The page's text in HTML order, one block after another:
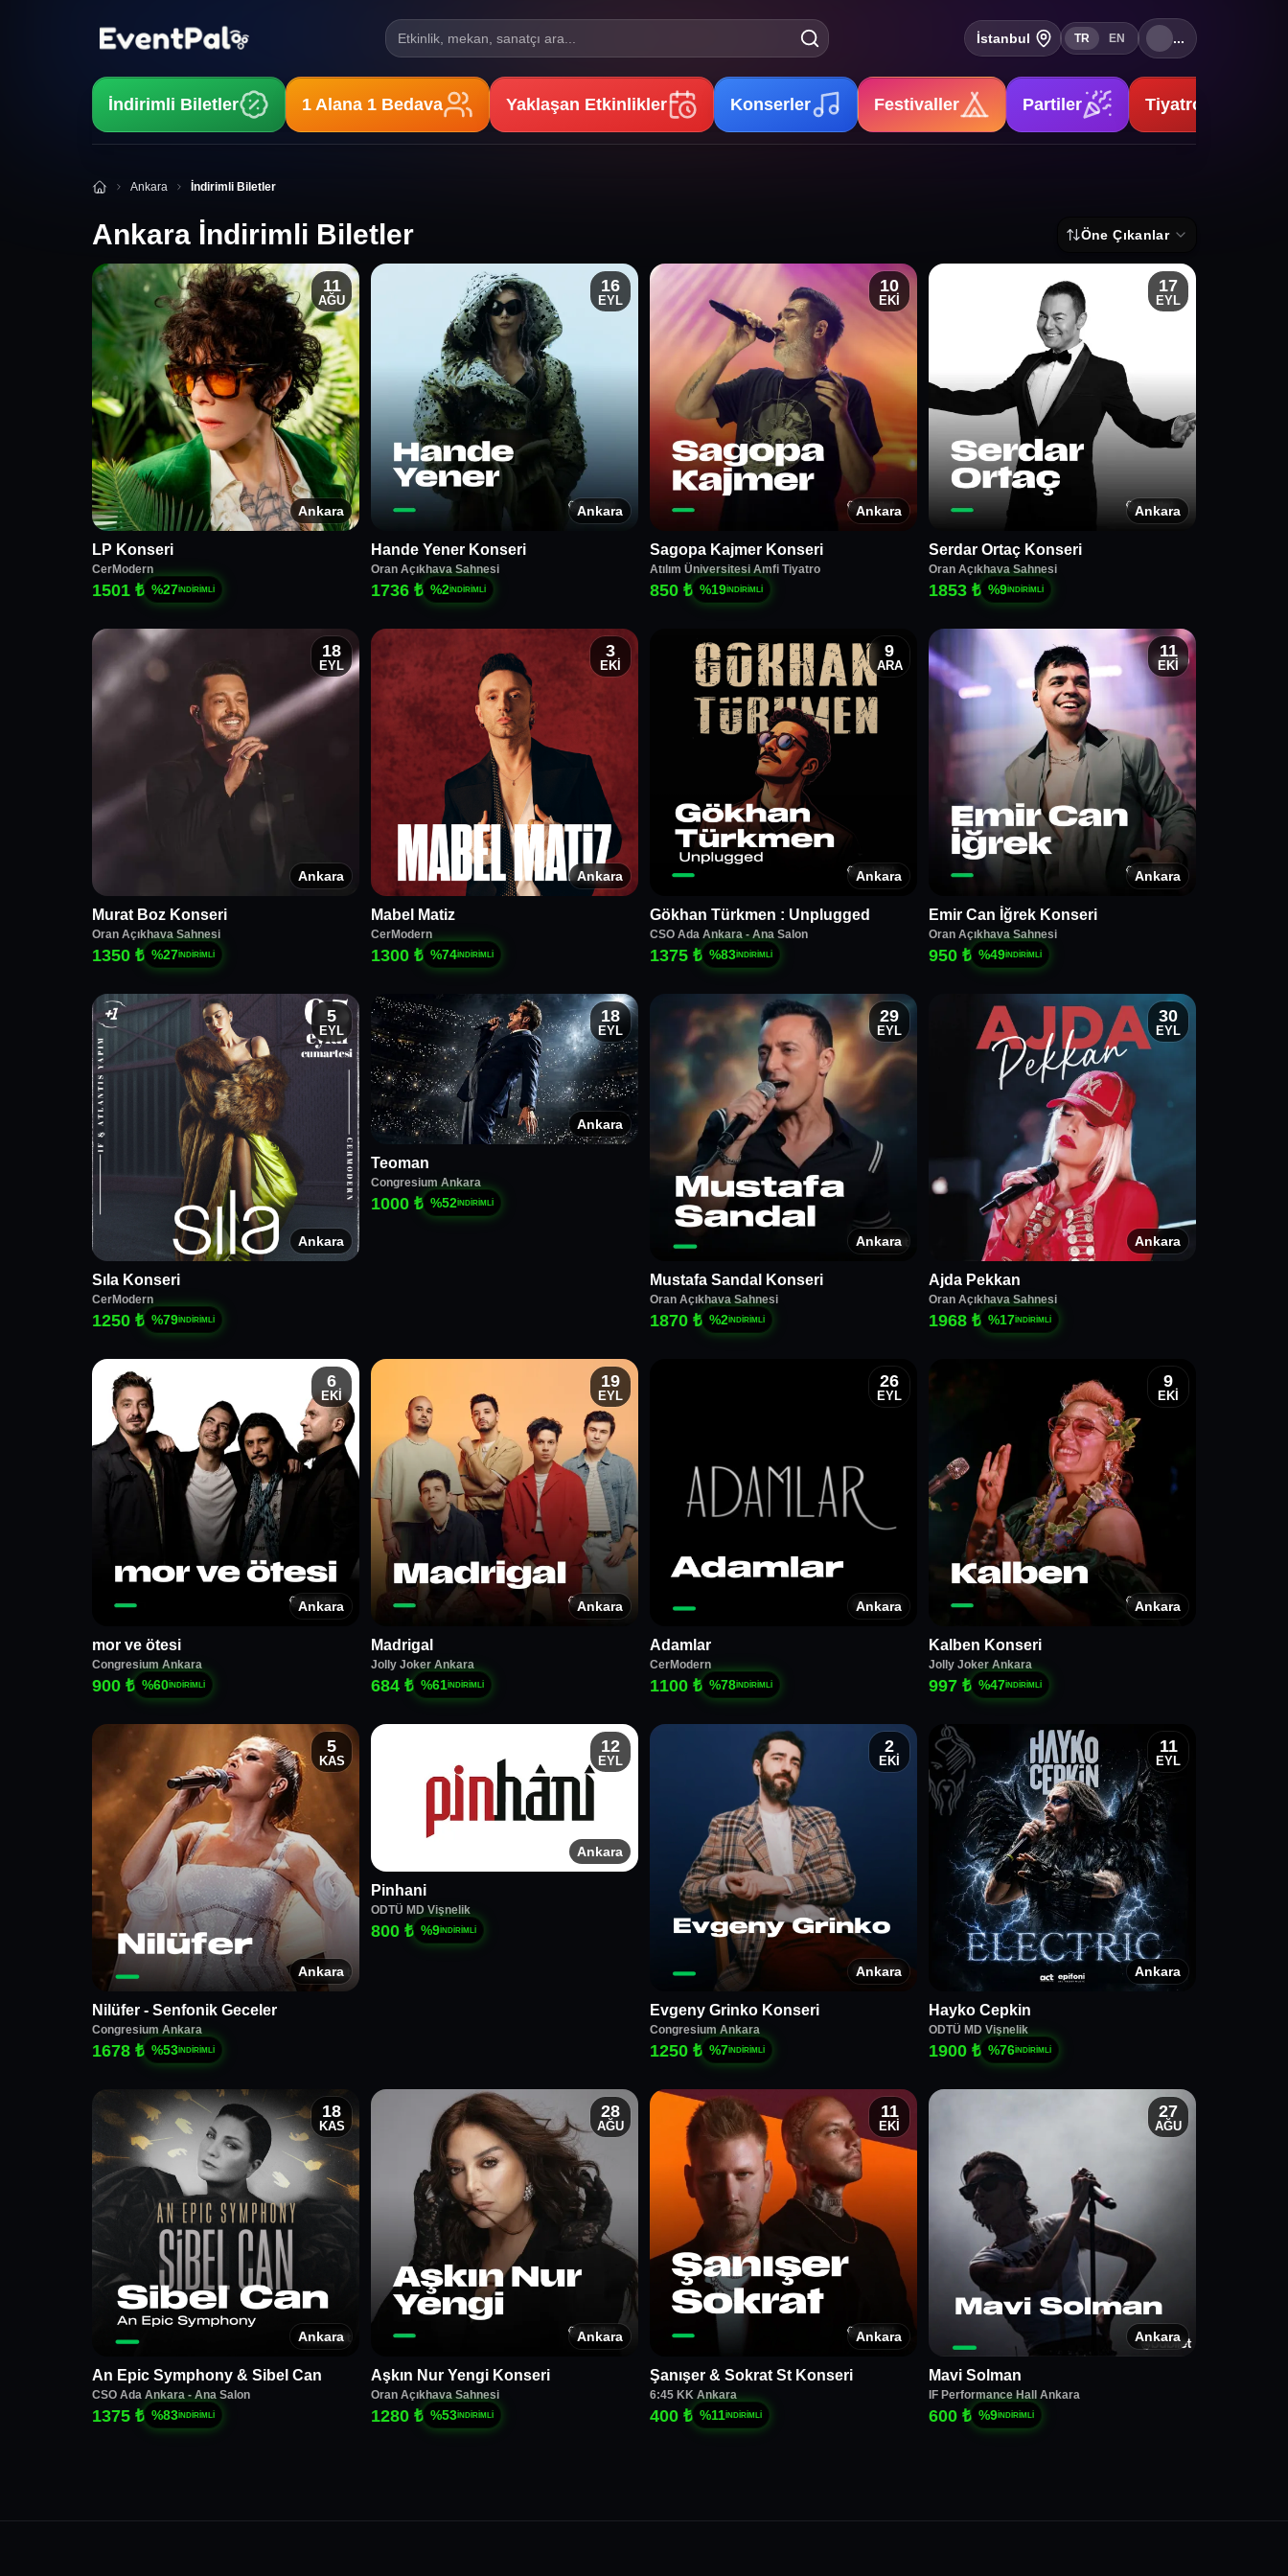
Etkinlik, mekan, sanatçı ara... İstanbul TR EN ...
İndirimli Biletler 1 Alana 1 Bedava Yaklaşan Etkinlikler Konserler Festivaller Partiler Tiyatrolar
Ankara İndirimli Biletler
Ankara İndirimli Biletler Öne Çıkanlar
11
AĞU
Ankara
LP Konseri
CerModern
1501 ₺ %27İNDİRİMLİ
16
EYL
Ankara
Hande Yener Konseri
Oran Açıkhava Sahnesi
1736 ₺ %2İNDİRİMLİ
10
EKİ
Ankara
Sagopa Kajmer Konseri
Atılım Üniversitesi Amfi Tiyatro
850 ₺ %19İNDİRİMLİ
17
EYL
Ankara
Serdar Ortaç Konseri
Oran Açıkhava Sahnesi
1853 ₺ %9İNDİRİMLİ
18
EYL
Ankara
Murat Boz Konseri
Oran Açıkhava Sahnesi
1350 ₺ %27İNDİRİMLİ
3
EKİ
Ankara
Mabel Matiz
CerModern
1300 ₺ %74İNDİRİMLİ
9
ARA
Ankara
Gökhan Türkmen : Unplugged
CSO Ada Ankara - Ana Salon
1375 ₺ %83İNDİRİMLİ
11
EKİ
Ankara
Emir Can İğrek Konseri
Oran Açıkhava Sahnesi
950 ₺ %49İNDİRİMLİ
5
EYL
Ankara
Sıla Konseri
CerModern
1250 ₺ %79İNDİRİMLİ
18
EYL
Ankara
Teoman
Congresium Ankara
1000 ₺ %52İNDİRİMLİ
29
EYL
Ankara
Mustafa Sandal Konseri
Oran Açıkhava Sahnesi
1870 ₺ %2İNDİRİMLİ
30
EYL
Ankara
Ajda Pekkan
Oran Açıkhava Sahnesi
1968 ₺ %17İNDİRİMLİ
6
EKİ
Ankara
mor ve ötesi
Congresium Ankara
900 ₺ %60İNDİRİMLİ
19
EYL
Ankara
Madrigal
Jolly Joker Ankara
684 ₺ %61İNDİRİMLİ
26
EYL
Ankara
Adamlar
CerModern
1100 ₺ %78İNDİRİMLİ
9
EKİ
Ankara
Kalben Konseri
Jolly Joker Ankara
997 ₺ %47İNDİRİMLİ
5
KAS
Ankara
Nilüfer - Senfonik Geceler
Congresium Ankara
1678 ₺ %53İNDİRİMLİ
12
EYL
Ankara
Pinhani
ODTÜ MD Vişnelik
800 ₺ %9İNDİRİMLİ
2
EKİ
Ankara
Evgeny Grinko Konseri
Congresium Ankara
1250 ₺ %7İNDİRİMLİ
11
EYL
Ankara
Hayko Cepkin
ODTÜ MD Vişnelik
1900 ₺ %76İNDİRİMLİ
18
KAS
Ankara
An Epic Symphony & Sibel Can
CSO Ada Ankara - Ana Salon
1375 ₺ %83İNDİRİMLİ
28
AĞU
Ankara
Aşkın Nur Yengi Konseri
Oran Açıkhava Sahnesi
1280 ₺ %53İNDİRİMLİ
11
EKİ
Ankara
Şanışer & Sokrat St Konseri
6:45 KK Ankara
400 ₺ %11İNDİRİMLİ
27
AĞU
Ankara
Mavi Solman
IF Performance Hall Ankara
600 ₺ %9İNDİRİMLİ